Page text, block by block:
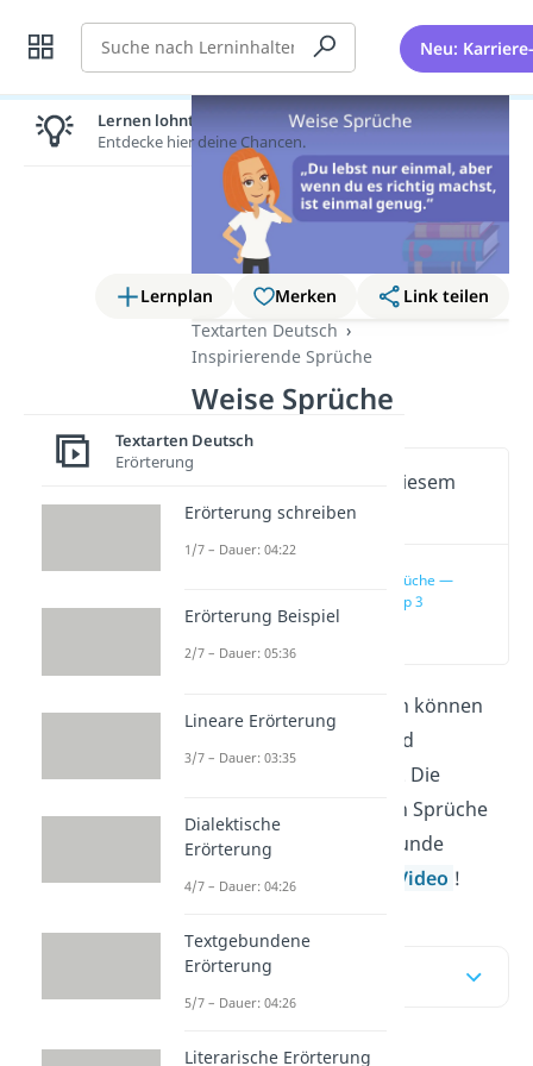
Suche Neu:
Lernplan Merken
Link teilen
Textarten Deutsch
Inspirierende Sprüche
Weise Sprüche
Wichtige Inhalte in diesem
Video
Weise Sprüche —
unsere Top 3
(00:19)
In schwierigen Situation können
Kraft und
Orientierung schenken. Die
inspirierendsten weisen Sprüche
für dich oder deine Freunde
findest du hier
Video !
Inhaltsübersicht
Lernen lohnt sich!
Entdecke hier deine Chancen.
Textarten Deutsch
Erörterung
Erörterung schreiben
1/7 – Dauer: 04:22
Erörterung Beispiel
2/7 – Dauer: 05:36
Lineare Erörterung
3/7 – Dauer: 03:35
Dialektische
Erörterung
4/7 – Dauer: 04:26
Textgebundene
Erörterung
5/7 – Dauer: 04:26
Literarische Erörterung